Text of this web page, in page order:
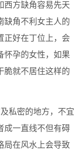
西方缺角容易先天
缺角不利女主人的
正好在丁位上，会
孕的女性，如果
脆就不居住这样的
私密的地方，不宜
成一直线不但有碍
局在风水上会导致